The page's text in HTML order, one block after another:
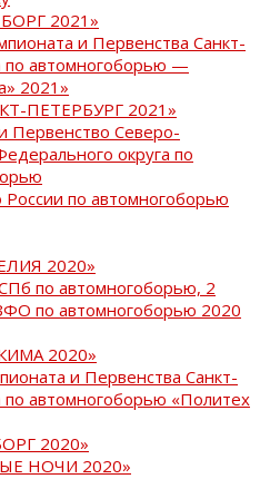
2021»
и Первенства Санкт-
по автомногоборью —
2021»
ПЕТЕРБУРГ 2021»
Первенство Северо-
округа по
России по автомногоборью
2020»
по автомногоборью, 2
по автомногоборью 2020
2020»
и Первенства Санкт-
по автомногоборью «Политех
2020»
НОЧИ 2020»